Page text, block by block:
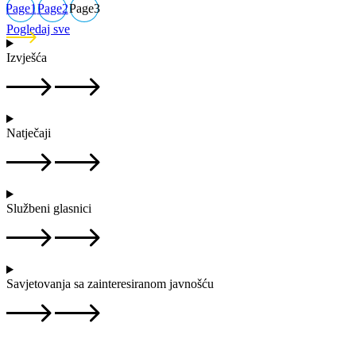
Page1Page2Page3
Pogledaj sve
Izvješća
Natječaji
Službeni glasnici
Savjetovanja sa zainteresiranom javnošću